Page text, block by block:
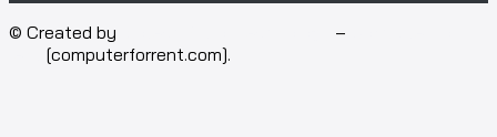
© Created by –
[computerforrent.com].